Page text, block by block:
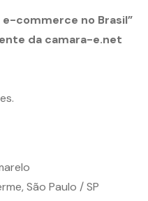
commerce no Brasil”
da camara-e.net
São Paulo / SP